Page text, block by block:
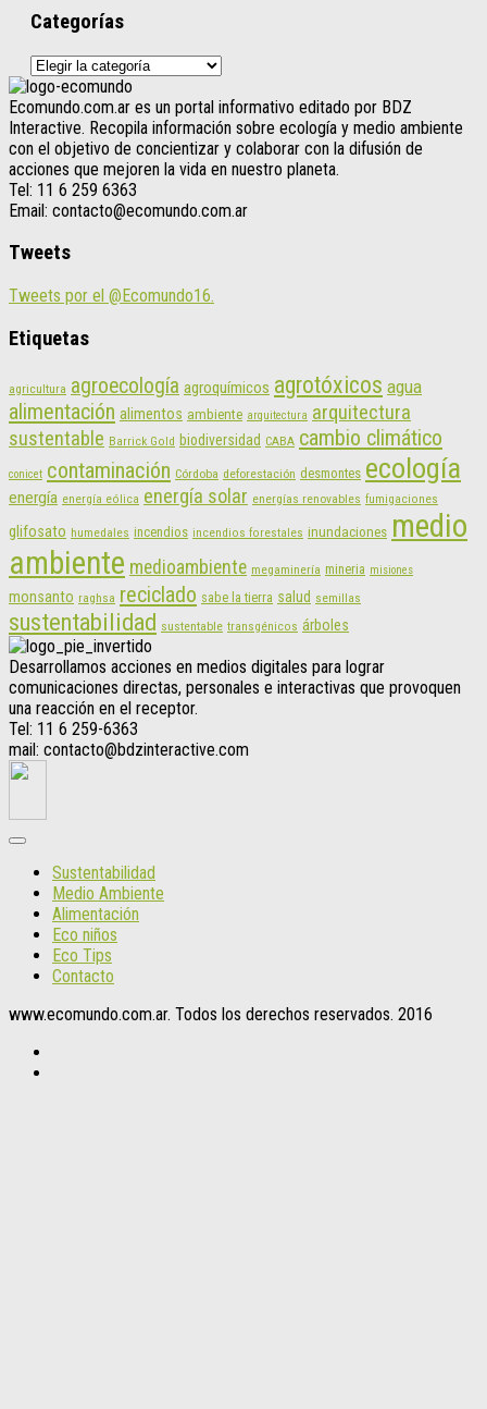
Categorías
Categorías
Ecomundo.com.ar es un portal informativo editado por BDZ
Interactive. Recopila información sobre ecología y medio ambiente
con el objetivo de concientizar y colaborar con la difusión de
acciones que mejoren la vida en nuestro planeta.
Tel: 11 6 259 6363
Email: contacto@ecomundo.com.ar
Tweets
Tweets por el @Ecomundo16.
Etiquetas
agricultura agroecología agroquímicos agrotóxicos agua
alimentación alimentos ambiente arquitectura arquitectura
sustentable Barrick Gold biodiversidad CABA cambio climático
conicet contaminación Córdoba deforestación desmontes ecología
energía energía eólica energía solar energías renovables fumigaciones
glifosato humedales incendios incendios forestales inundaciones medio
ambiente medioambiente megaminería mineria misiones
monsanto raghsa reciclado sabe la tierra salud semillas
sustentabilidad sustentable transgénicos árboles
Desarrollamos acciones en medios digitales para lograr
comunicaciones directas, personales e interactivas que provoquen
una reacción en el receptor.
Tel: 11 6 259-6363
mail: contacto@bdzinteractive.com
Sustentabilidad
Medio Ambiente
Alimentación
Eco niños
Eco Tips
Contacto
www.ecomundo.com.ar. Todos los derechos reservados. 2016